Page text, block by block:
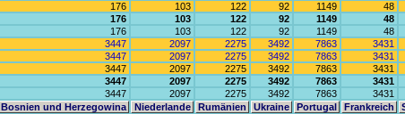
176 103 122 92 1149
48
176 103 122 92 1149
48
176 103 122 92 1149
48
3447 2097 2275 3492 7863
3431
3447 2097 2275 3492 7863
3431
3447 2097 2275 3492 7863
3431
3447 2097 2275 3492 7863
3431
3447 2097 2275 3492 7863
3431
Bosnien und Herzegowina Niederlande Rumänien Ukraine Portugal Frankreich